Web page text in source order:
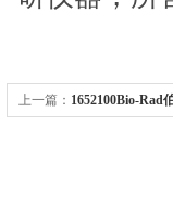
上一篇： 1652100Bio-Rad